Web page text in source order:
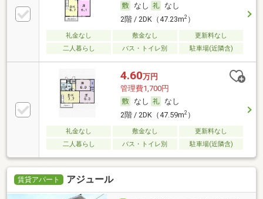
なし
なし
2階 / 2DK（47.23m2）
礼金なし 敷金なし
更新料なし
二人暮らし
バス・トイレ別 駐車場(近隣含)
4.60万円
管理費1,700円
なし
なし
2階 / 2DK（47.59m2）
礼金なし 敷金なし
更新料なし
二人暮らし
バス・トイレ別 駐車場(近隣含)
賃貸アパート アジュール